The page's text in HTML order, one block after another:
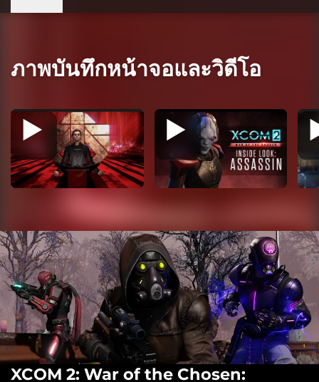
ภาพบันทึกหน้าจอและวิดีโอ
XCOM 2: War of the Chosen: